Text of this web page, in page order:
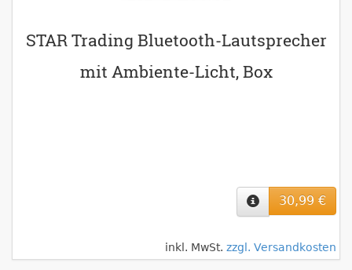
STAR Trading Bluetooth-Lautsprecher
mit Ambiente-Licht, Box
30,99 €
inkl. MwSt. zzgl. Versandkosten